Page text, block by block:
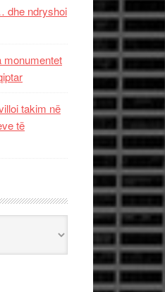
dhe ndryshoi
monumentet
takim në
të